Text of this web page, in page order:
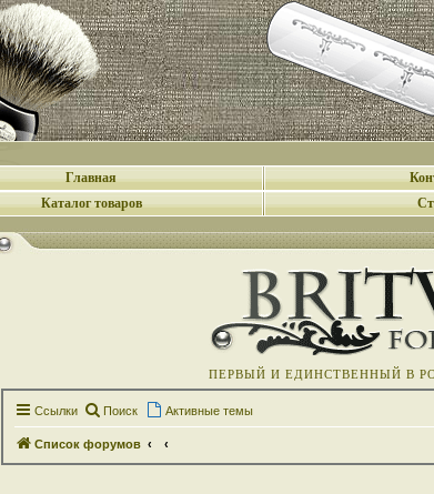
Главная
Каталог товаров
ПЕРВЫЙ И ЕДИНСТВЕННЫЙ В
Ссылки Поиск Активные темы
Список форумов